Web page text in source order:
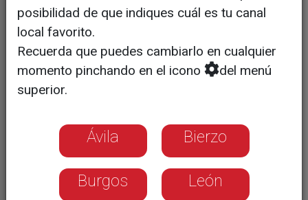
candidatura para acoger la
Agencia de Salud Pública
posibilidad de que indiques cuál es tu canal
local favorito.
Recuerda que puedes cambiarlo en cualquier
momento pinchando en el icono
del menú
superior.
Ávila Bierzo
Burgos León